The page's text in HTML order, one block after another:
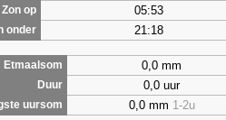
Zon op 05:53
onder 21:18
Etmaalsom 0,0 mm
Duur 0,0 uur
uursom 0,0 mm 1-2u